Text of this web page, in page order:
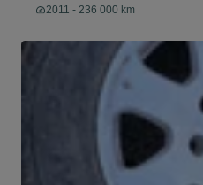
2011 - 236 000 km